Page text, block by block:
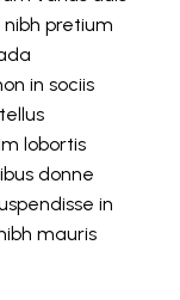
pretium
in sociis
lobortis
donne
in
mauris